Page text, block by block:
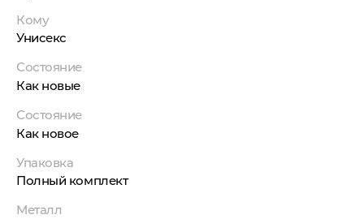
Кому
Унисекс
Состояние
Как новые
Состояние
Как новое
Упаковка
Полный комплект
Металл